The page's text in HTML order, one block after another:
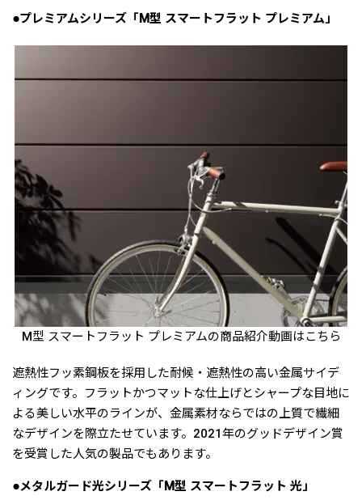
●プレミアムシリーズ「M型 スマートフラット プレミアム」
M型 スマートフラット プレミアムの商品紹介動画はこちら
遮熱性フッ素鋼板を採用した耐候・遮熱性の高い金属サイデ
ィングです。フラットかつマットな仕上げとシャープな目地に
よる美しい水平のラインが、金属素材ならではの上質で繊細
なデザインを際立たせています。2021年のグッドデザイン賞
を受賞した人気の製品でもあります。
●メタルガード光シリーズ「M型 スマートフラット 光」